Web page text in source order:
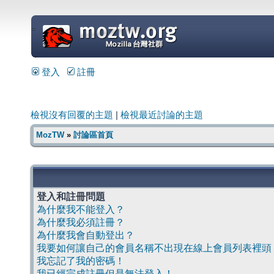
=
登入 註冊
檢視沒有回覆的主題 檢視最近討論的主題
MozTW» 討論區首頁
登入和註冊問題
為什麼我不能登入？
為什麼我必須註冊？
為什麼我會自動登出？
我要如何讓自己的會員名稱不出現在線上會員列表裡頭
我忘記了我的密碼！